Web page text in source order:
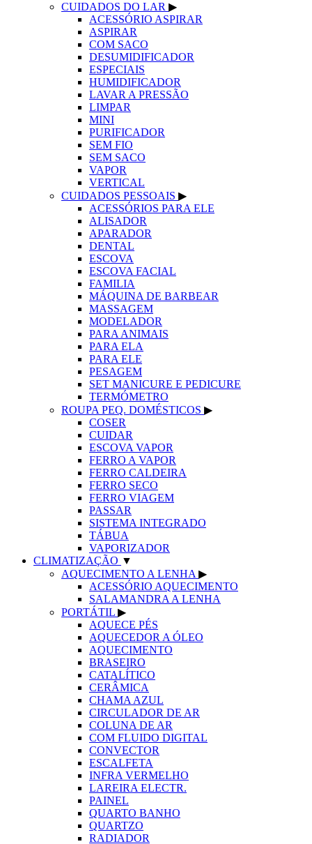
CUIDADOS DO LAR ▶
ACESSÓRIO ASPIRAR
ASPIRAR
COM SACO
DESUMIDIFICADOR
ESPECIAIS
HUMIDIFICADOR
LAVAR A PRESSÃO
LIMPAR
MINI
PURIFICADOR
SEM FIO
SEM SACO
VAPOR
VERTICAL
CUIDADOS PESSOAIS ▶
ACESSÓRIOS PARA ELE
ALISADOR
APARADOR
DENTAL
ESCOVA
ESCOVA FACIAL
FAMILIA
MÁQUINA DE BARBEAR
MASSAGEM
MODELADOR
PARA ANIMAIS
PARA ELA
PARA ELE
PESAGEM
SET MANICURE E PEDICURE
TERMÓMETRO
ROUPA PEQ. DOMÉSTICOS ▶
COSER
CUIDAR
ESCOVA VAPOR
FERRO A VAPOR
FERRO CALDEIRA
FERRO SECO
FERRO VIAGEM
PASSAR
SISTEMA INTEGRADO
TÁBUA
VAPORIZADOR
CLIMATIZAÇÃO ▼
AQUECIMENTO A LENHA ▶
ACESSÓRIO AQUECIMENTO
SALAMANDRA A LENHA
PORTÁTIL ▶
AQUECE PÉS
AQUECEDOR A ÓLEO
AQUECIMENTO
BRASEIRO
CATALÍTICO
CERÂMICA
CHAMA AZUL
CIRCULADOR DE AR
COLUNA DE AR
COM FLUIDO DIGITAL
CONVECTOR
ESCALFETA
INFRA VERMELHO
LAREIRA ELECTR.
PAINEL
QUARTO BANHO
QUARTZO
RADIADOR